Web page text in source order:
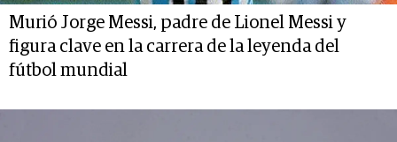
Murió Jorge Messi, padre de Lionel Messi y
figura clave en la carrera de la leyenda del
fútbol mundial